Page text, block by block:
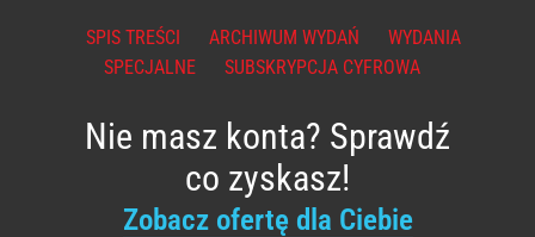
SPIS TREŚCI ARCHIWUM WYDAŃ
WYDANIA
SPECJALNE
SUBSKRYPCJA CYFROWA
Nie masz konta? Sprawdź
co zyskasz!
Zobacz ofertę dla Ciebie